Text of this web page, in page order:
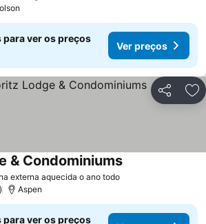
para ver os preços
Ver preços
Partilhar
externa aquecida o ano todoVer preços
& CondominiumsVer preços
Aspen
para ver os preços